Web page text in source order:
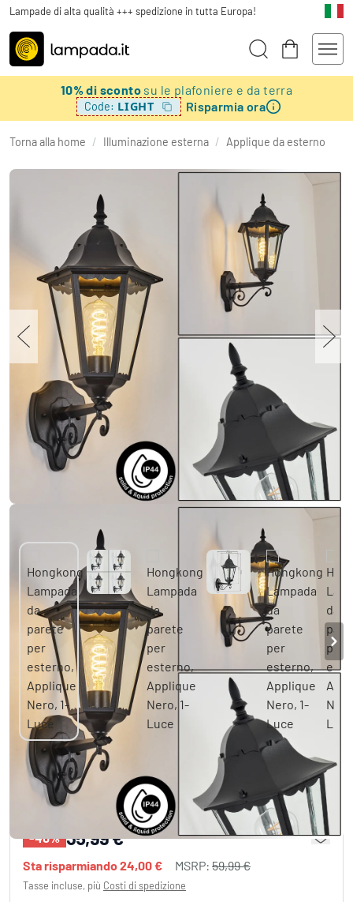
Lampade di alta qualità +++ spedizione in tutta Europa!
10% di sconto su le plafoniere e da terra
Code: LIGHT Risparmia ora
Torna alla home / Illuminazione esterna / Applique da esterno
Hongkong Lampada da parete per esterno,
Applique Nero, 1-Luce
-40% 35,99 €
Sta risparmiando24,00 € MSRP: 59,99 €
Tasse incluse, più Costi di spedizione